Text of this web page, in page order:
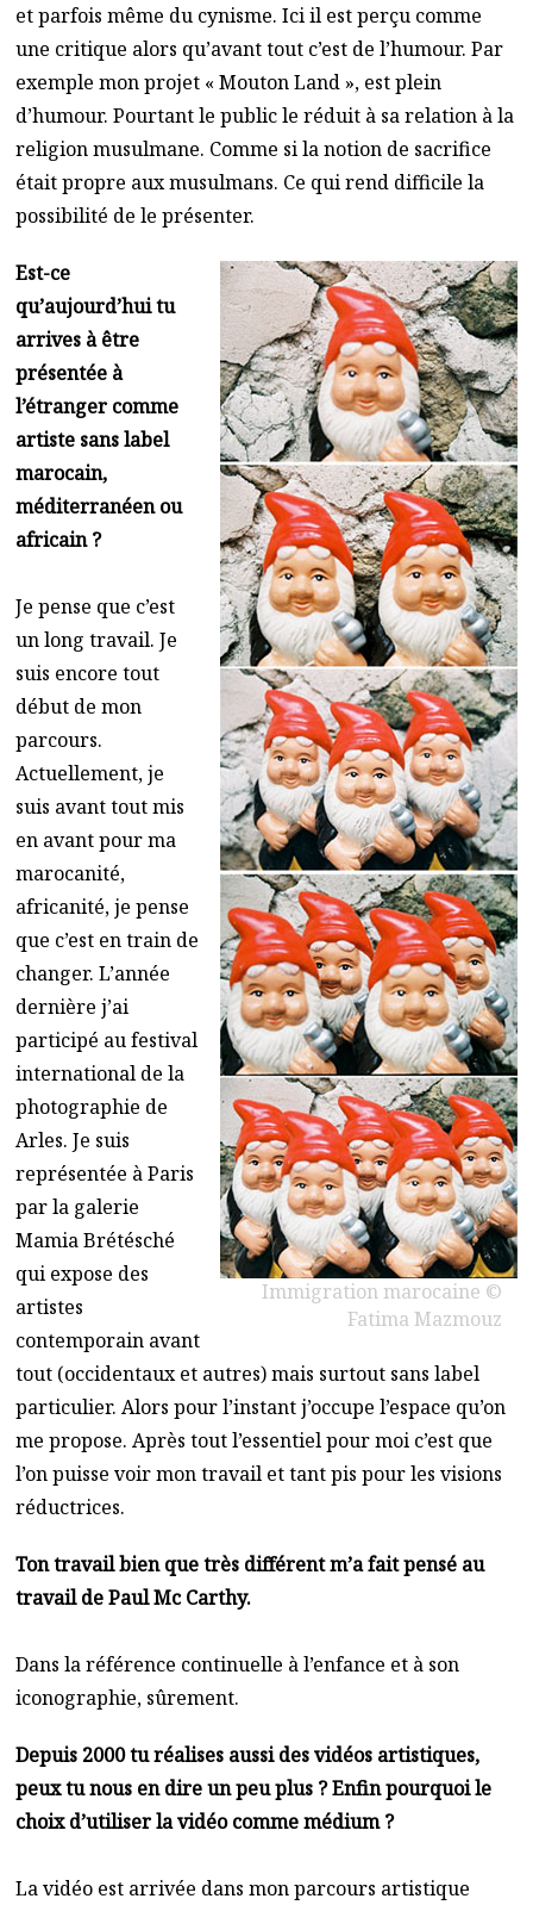
et parfois même du cynisme. Ici il est perçu comme
une critique alors qu’avant tout c’est de l’humour. Par
exemple mon projet « Mouton Land », est plein
d’humour. Pourtant le public le réduit à sa relation à la
religion musulmane. Comme si la notion de sacrifice
était propre aux musulmans. Ce qui rend difficile la
possibilité de le présenter.
Immigration marocaine ©
Fatima Mazmouz
Est-ce
qu’aujourd’hui tu
arrives à être
présentée à
l’étranger comme
artiste sans label
marocain,
méditerranéen ou
africain ?
Je pense que c’est
un long travail. Je
suis encore tout
début de mon
parcours.
Actuellement, je
suis avant tout mis
en avant pour ma
marocanité,
africanité, je pense
que c’est en train de
changer. L’année
dernière j’ai
participé au festival
international de la
photographie de
Arles. Je suis
représentée à Paris
par la galerie
Mamia Brétésché
qui expose des
artistes
contemporain avant
tout (occidentaux et autres) mais surtout sans label
particulier. Alors pour l’instant j’occupe l’espace qu’on
me propose. Après tout l’essentiel pour moi c’est que
l’on puisse voir mon travail et tant pis pour les visions
réductrices.
Ton travail bien que très différent m’a fait pensé au
travail de Paul Mc Carthy.
Dans la référence continuelle à l’enfance et à son
iconographie, sûrement.
Depuis 2000 tu réalises aussi des vidéos artistiques,
peux tu nous en dire un peu plus ? Enfin pourquoi le
choix d’utiliser la vidéo comme médium ?
La vidéo est arrivée dans mon parcours artistique